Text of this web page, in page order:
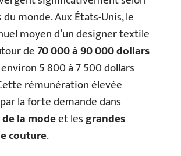
monde. Aux États-Unis, le
moyen d’un designer textile
de70 000 à 90 000 dollars
5 800 à 7 500 dollars
rémunération élevée
la forte demande dans
la modeet lesgrandes
couture.